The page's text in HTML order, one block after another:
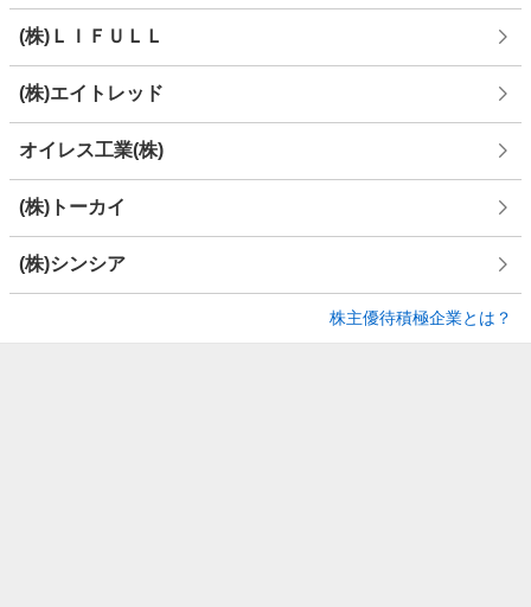
(株)ＬＩＦＵＬＬ
(株)エイトレッド
オイレス工業(株)
(株)トーカイ
(株)シンシア
株主優待積極企業とは？